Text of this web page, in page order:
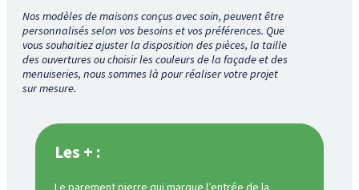
Nos modèles de maisons conçus avec soin, peuvent être
personnalisés selon vos besoins et vos préférences. Que
vous souhaitiez ajuster la disposition des pièces, la taille
des ouvertures ou choisir les couleurs de la façade et des
menuiseries, nous sommes là pour réaliser votre projet
sur mesure.
Les + :